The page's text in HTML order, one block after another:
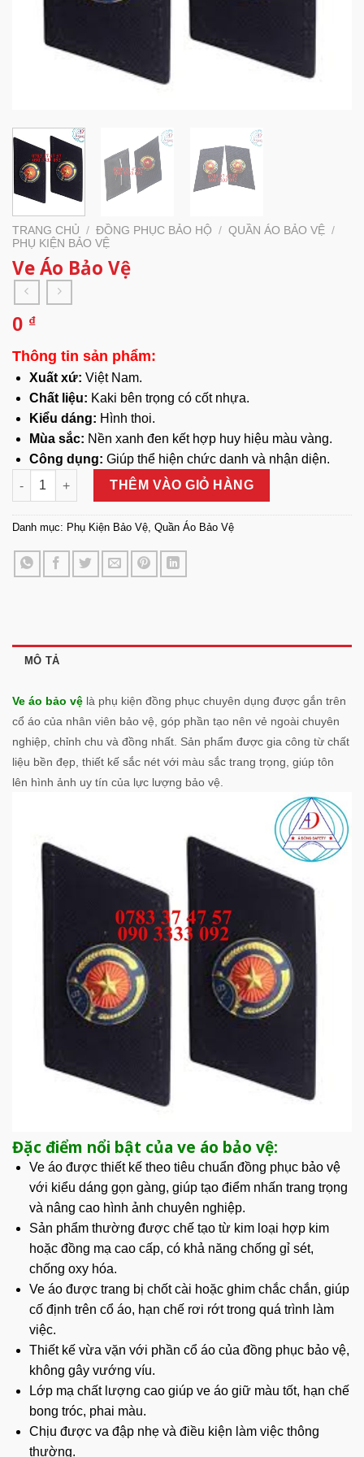
TRANG CHỦ / ĐỒNG PHỤC BẢO HỘ / QUẦN ÁO BẢO VỆ /
PHỤ KIỆN BẢO VỆ
Ve Áo Bảo Vệ
0 ₫
Thông tin sản phẩm:
Xuất xứ: Việt Nam.
Chất liệu: Kaki bên trọng có cốt nhựa.
Kiểu dáng: Hình thoi.
Mùa sắc: Nền xanh đen kết hợp huy hiệu màu vàng.
Công dụng: Giúp thể hiện chức danh và nhận diện.
Ve Áo Bảo Vệ số lượng
THÊM VÀO GIỎ HÀNG
Danh mục: Phụ Kiện Bảo Vệ, Quần Áo Bảo Vệ
MÔ TẢ
Ve áo bảo vệ là phụ kiện đồng phục chuyên dụng được gắn trên
cổ áo của nhân viên bảo vệ, góp phần tạo nên vẻ ngoài chuyên
nghiệp, chỉnh chu và đồng nhất. Sản phẩm được gia công từ chất
liệu bền đẹp, thiết kế sắc nét với màu sắc trang trọng, giúp tôn
lên hình ảnh uy tín của lực lượng bảo vệ.
Đặc điểm nổi bật của ve áo bảo vệ:
Ve áo được thiết kế theo tiêu chuẩn đồng phục bảo vệ
với kiểu dáng gọn gàng, giúp tạo điểm nhấn trang trọng
và nâng cao hình ảnh chuyên nghiệp.
Sản phẩm thường được chế tạo từ kim loại hợp kim
hoặc đồng mạ cao cấp, có khả năng chống gỉ sét,
chống oxy hóa.
Ve áo được trang bị chốt cài hoặc ghim chắc chắn, giúp
cố định trên cổ áo, hạn chế rơi rớt trong quá trình làm
việc.
Thiết kế vừa vặn với phần cổ áo của đồng phục bảo vệ,
không gây vướng víu.
Lớp mạ chất lượng cao giúp ve áo giữ màu tốt, hạn chế
bong tróc, phai màu.
Chịu được va đập nhẹ và điều kiện làm việc thông
thường.